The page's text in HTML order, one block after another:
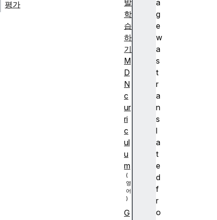
a
g
e
w
a
s
t
r
a
n
s
l
a
t
e
d
f
r
o
평가
발
학
습
하
기
M
D
N
c
ur
ri
c
ul
u
m
G